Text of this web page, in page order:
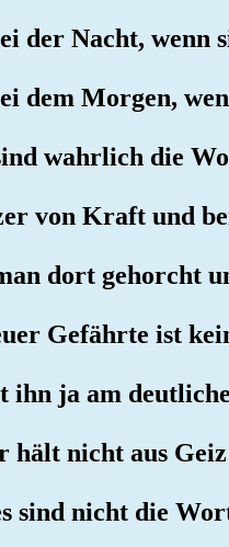
der Nacht, wenn
dem Morgen,
wahrlich die
von Kraft und
dort gehorcht
Gefährte ist
ihn ja am
hält nicht aus
sind nicht die